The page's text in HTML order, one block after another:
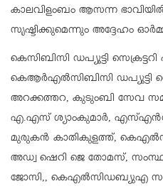
കാലവിളംബം ആസന്ന
സൃഷ്ടിക്കുമെന്നും അദ്ദേഹം
കെസിബിസി ഡപ്യൂട്ടി
കെആർഎൽസിബിസി ഡപ്യൂട്ടി
അറക്കത്തറ, കുടുംബി സേവ
എ.എസ് ശ്യാംകുമാർ,
മുരുകൻ കാതികുളത്ത്,
അഡ്വ ഷെറി ജെ തോമസ്,
ജോസി,, കെഎൽസിഡബ്യുഎ